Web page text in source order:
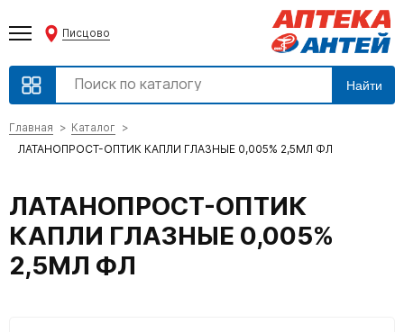
Писцово
Найти
Главная
Каталог
ЛАТАНОПРОСТ-ОПТИК КАПЛИ ГЛАЗНЫЕ 0,005% 2,5МЛ ФЛ
ЛАТАНОПРОСТ-ОПТИК
КАПЛИ ГЛАЗНЫЕ 0,005%
2,5МЛ ФЛ